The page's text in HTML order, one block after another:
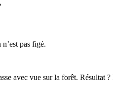
pas figé.
avec vue sur la forêt. Résultat